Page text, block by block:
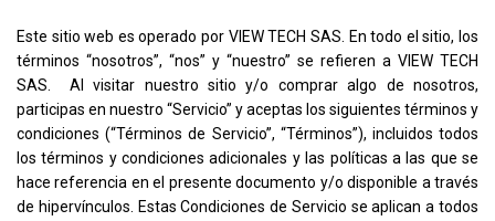
Este sitio web es operado por VIEW TECH SAS. En todo el sitio, los
términos “nosotros”, “nos” y “nuestro” se refieren a VIEW TECH
SAS. Al visitar nuestro sitio y/o comprar algo de nosotros,
participas en nuestro “Servicio” y aceptas los siguientes términos y
condiciones (“Términos de Servicio”, “Términos”), incluidos todos
los términos y condiciones adicionales y las políticas a las que se
hace referencia en el presente documento y/o disponible a través
de hipervínculos. Estas Condiciones de Servicio se aplican a todos